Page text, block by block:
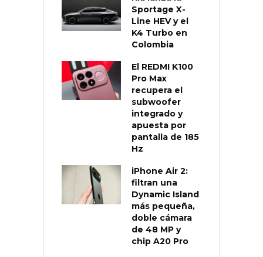
Sportage X-
Line HEV y el
K4 Turbo en
Colombia
El REDMI K100
Pro Max
recupera el
subwoofer
integrado y
apuesta por
pantalla de 185
Hz
iPhone Air 2:
filtran una
Dynamic Island
más pequeña,
doble cámara
de 48 MP y
chip A20 Pro